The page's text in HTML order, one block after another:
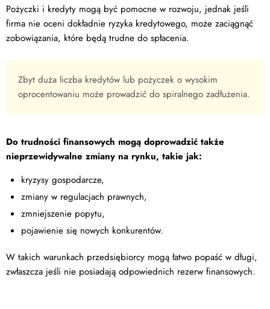
Pożyczki i kredyty mogą być pomocne w rozwoju, jednak jeśli
firma nie oceni dokładnie ryzyka kredytowego, może zaciągnąć
zobowiązania, które będą trudne do spłacenia.
Zbyt duża liczba kredytów lub pożyczek o wysokim
oprocentowaniu może prowadzić do spiralnego zadłużenia.
Do trudności finansowych mogą doprowadzić także
nieprzewidywalne zmiany na rynku, takie jak:
kryzysy gospodarcze,
zmiany w regulacjach prawnych,
zmniejszenie popytu,
pojawienie się nowych konkurentów.
W takich warunkach przedsiębiorcy mogą łatwo popaść w długi,
zwłaszcza jeśli nie posiadają odpowiednich rezerw finansowych.